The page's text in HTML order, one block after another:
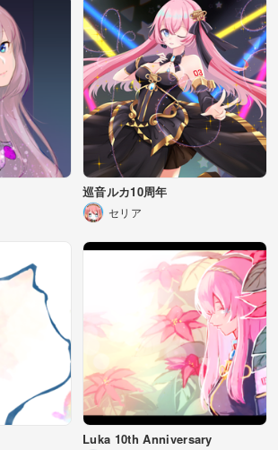
巡音ルカ10周年
セリア
Luka 10th Anniversary